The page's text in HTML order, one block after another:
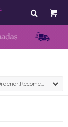
Recomendados